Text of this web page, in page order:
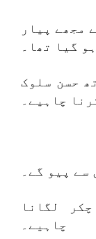
مجھے پیار
ہو گیا تھا۔
حسن سلوک
چاہیے۔
سے پیو گے۔
لگانا
چاہیے۔